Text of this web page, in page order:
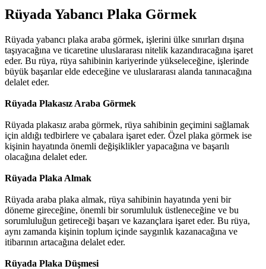
Rüyada Yabancı Plaka Görmek​
Rüyada yabancı plaka araba görmek, işlerini ülke sınırları dışına
taşıyacağına ve ticaretine uluslararası nitelik kazandıracağına işaret
eder. Bu rüya, rüya sahibinin kariyerinde yükseleceğine, işlerinde
büyük başarılar elde edeceğine ve uluslararası alanda tanınacağına
delalet eder.
Rüyada Plakasız Araba Görmek
Rüyada plakasız araba görmek, rüya sahibinin geçimini sağlamak
için aldığı tedbirlere ve çabalara işaret eder. Özel plaka görmek ise
kişinin hayatında önemli değişiklikler yapacağına ve başarılı
olacağına delalet eder.
Rüyada Plaka Almak
Rüyada araba plaka almak, rüya sahibinin hayatında yeni bir
döneme gireceğine, önemli bir sorumluluk üstleneceğine ve bu
sorumluluğun getireceği başarı ve kazançlara işaret eder. Bu rüya,
aynı zamanda kişinin toplum içinde saygınlık kazanacağına ve
itibarının artacağına delalet eder.
Rüyada Plaka Düşmesi